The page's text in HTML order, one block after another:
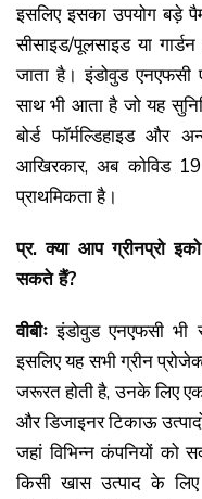
इसलिए इसका उपयोग बड़े
सीसाइड/पूलसाइड या
जाता है। इंडोवुड
साथ भी आता है जो यह
बोर्ड फॉर्मल्डिहाइड
आखिरकार, अब कोविड
प्राथमिकता है।
प्र. क्या आप ग्रीनप्रो
सकते हैं?
वीबीः इंडोवुड एनएफसी भी
इसलिए यह सभी ग्रीन
जरूरत होती है, उनके लिए
और डिजाइनर टिकाऊ
जहां विभिन्न कंपनियों को
किसी खास उत्पाद के लिए